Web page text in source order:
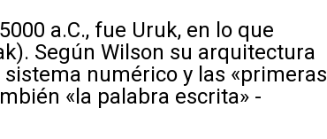
a.C., fue Uruk, en lo que
Según Wilson su arquitectura
numérico y las «primeras
«la palabra escrita» -